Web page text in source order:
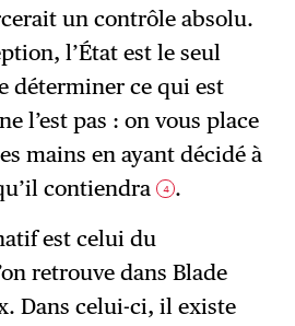
un contrôle absolu.
l’État est le seul
déterminer ce qui est
l’est pas : on vous place
mains en ayant décidé à
contiendra 4 .
est celui du
retrouve dans Blade
Dans celui-ci, il existe